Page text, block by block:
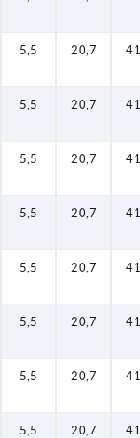
5,5 20,7
5,5 20,7
5,5 20,7
5,5 20,7
5,5 20,7
5,5 20,7
5,5 20,7
5,5 20,7